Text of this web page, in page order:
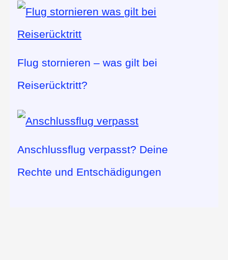
Flug stornieren – was gilt bei
Reiserücktritt?
Anschlussflug verpasst? Deine
Rechte und Entschädigungen